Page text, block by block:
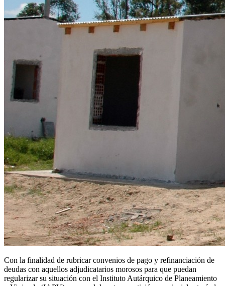
Con la finalidad de rubricar convenios de pago y refinanciación de
deudas con aquellos adjudicatarios morosos para que puedan
regularizar su situación con el Instituto Autárquico de Planeamiento